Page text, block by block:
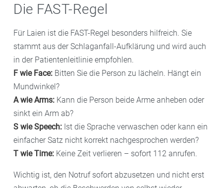
Die FAST-Regel
Für Laien ist die FAST-Regel besonders hilfreich. Sie
stammt aus der Schlaganfall-Aufklärung und wird auch
in der Patientenleitlinie empfohlen.
F wie Face: Bitten Sie die Person zu lächeln. Hängt ein
Mundwinkel?
A wie Arms: Kann die Person beide Arme anheben oder
sinkt ein Arm ab?
S wie Speech: Ist die Sprache verwaschen oder kann ein
einfacher Satz nicht korrekt nachgesprochen werden?
T wie Time: Keine Zeit verlieren – sofort 112 anrufen.
Wichtig ist, den Notruf sofort abzusetzen und nicht erst